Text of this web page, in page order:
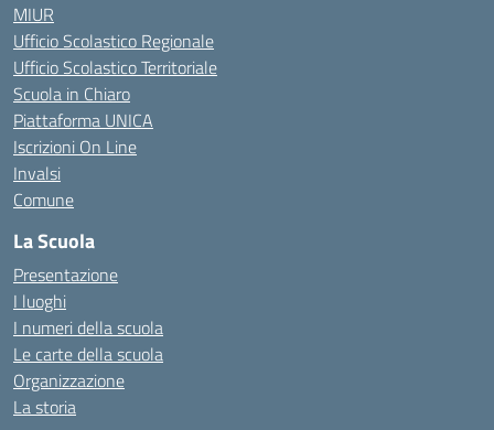
MIUR
Ufficio Scolastico Regionale
Ufficio Scolastico Territoriale
Scuola in Chiaro
Piattaforma UNICA
Iscrizioni On Line
Invalsi
Comune
La Scuola
Presentazione
I luoghi
I numeri della scuola
Le carte della scuola
Organizzazione
La storia